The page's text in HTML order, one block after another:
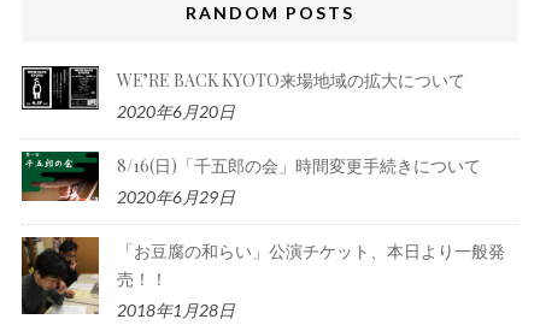
RANDOM POSTS
WE’RE BACK KYOTO来場地域の拡大について
2020年6月20日
8/16(日)「千五郎の会」時間変更手続きについて
2020年6月29日
「お豆腐の和らい」公演チケット、本日より一般発
売！！
2018年1月28日